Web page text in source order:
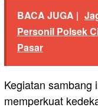
BACA JUGA |
Personil Polsek
Pasar
Kegiatan sambang
memperkuat